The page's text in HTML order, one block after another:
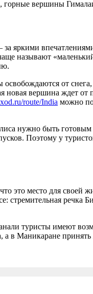
вершины
яркими
называют
от
вершина ждет от
route/India можно
нужно быть
Поэтому у
это место для своей
речка
туристы имеют
а в Маникаране